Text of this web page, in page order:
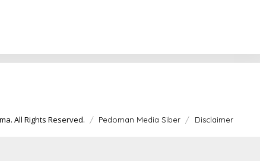
All Rights Reserved. Pedoman Media Siber Disclaimer